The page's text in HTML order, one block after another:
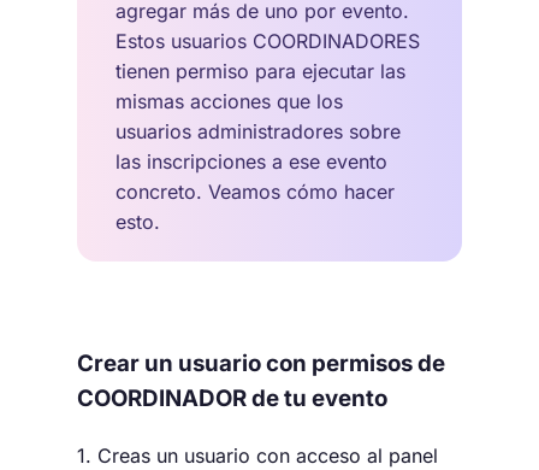
agregar más de uno por evento.
Estos usuarios COORDINADORES
tienen permiso para ejecutar las
mismas acciones que los
usuarios administradores sobre
las inscripciones a ese evento
concreto. Veamos cómo hacer
esto.
Crear un usuario con permisos de
COORDINADOR de tu evento
1. Creas un usuario con acceso al panel